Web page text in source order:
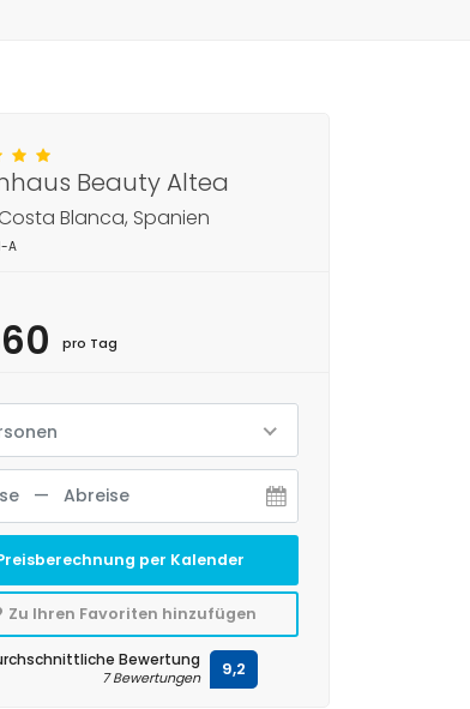
Beauty Altea
Blanca, Spanien
A
pro Tag
per Kalender
Zu Ihren Favoriten hinzufügen
Bewertung
7 Bewertungen 9,2